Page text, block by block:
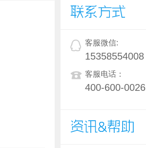
客服微信:
15358554008
客服电话：
400-600-0026